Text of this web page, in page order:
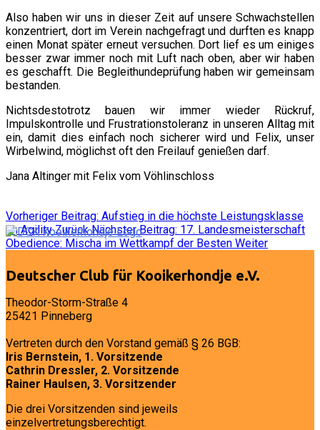
Also haben wir uns in dieser Zeit auf unsere Schwachstellen
konzentriert, dort im Verein nachgefragt und durften es knapp
einen Monat später erneut versuchen. Dort lief es um einiges
besser zwar immer noch mit Luft nach oben, aber wir haben
es geschafft. Die Begleithundeprüfung haben wir gemeinsam
bestanden.
Nichtsdestotrotz bauen wir immer wieder Rückruf,
Impulskontrolle und Frustrationstoleranz in unseren Alltag mit
ein, damit dies einfach noch sicherer wird und Felix, unser
Wirbelwind, möglichst oft den Freilauf genießen darf.
Jana Altinger mit Felix vom Vöhlinschloss
Vorheriger Beitrag: Aufstieg in die höchste Leistungsklasse
im AgilityZurück Nächster Beitrag: 17. Landesmeisterschaft
Obedience: Mischa im Wettkampf der Besten Weiter
Deutscher Club für Kooikerhondje e.V.
Theodor-Storm-Straße 4
25421 Pinneberg
Vertreten durch den Vorstand gemäß § 26 BGB:
Iris Bernstein, 1. Vorsitzende
Cathrin Dressler, 2. Vorsitzende
Rainer Haulsen, 3. Vorsitzender
Die drei Vorsitzenden sind jeweils
einzelvertretungsberechtigt.